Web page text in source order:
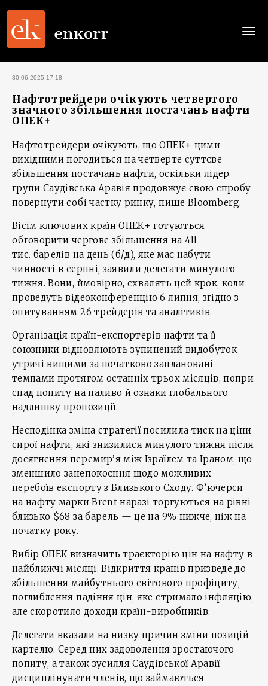
30.06.2025 17:18
Нафтотрейдери очікують четвертого
значного збільшення постачань нафти
ОПЕК+
Нафтотрейдери очікують, що ОПЕК+ цими
вихідними погодиться на четверте суттєве
збільшення постачань нафти, оскільки лідер
групи Саудівська Аравія продовжує свою спробу
повернути собі частку ринку, пише Bloomberg.
Вісім ключових країн ОПЕК+ готуються
обговорити чергове збільшення на 411
тис. барелів на день (б/д), яке має набути
чинності в серпні, заявили делегати минулого
тижня. Вони, ймовірно, схвалять цей крок, коли
проведуть відеоконференцію 6 липня, згідно з
опитуванням 26 трейдерів та аналітиків.
Організація країн-експортерів нафти та її
союзники відновлюють зупинений видобуток
утричі вищими за початково заплановані
темпами протягом останніх трьох місяців, попри
спад попиту на паливо й ознаки глобального
надлишку пропозиції.
Несподінка зміна стратегії посилила тиск на ціни
сирої нафти, які знизилися минулого тижня після
досягнення перемир’я між Ізраїлем та Іраном, що
зменшило занепокоєння щодо можливих
перебоїв експорту з Близького Сходу. Ф’ючерси
на нафту марки Brent наразі торгуються на рівні
близько $68 за барель — це на 9% нижче, ніж на
початку року.
Вибір ОПЕК визначить траєкторію цін на нафту в
найближчі місяці. Відкриття кранів призведе до
збільшення майбутнього світового профіциту,
поглиблення падіння цін, яке стримало інфляцію,
але скоротило доходи країн-виробників.
Делегати вказали на низку причин зміни позицій
картелю. Серед них задоволення зростаючого
попиту, а також зусилля Саудівської Аравії
дисциплінувати членів, що займаються